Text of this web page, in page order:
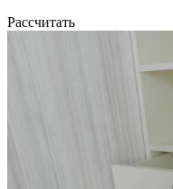
Рассчитать